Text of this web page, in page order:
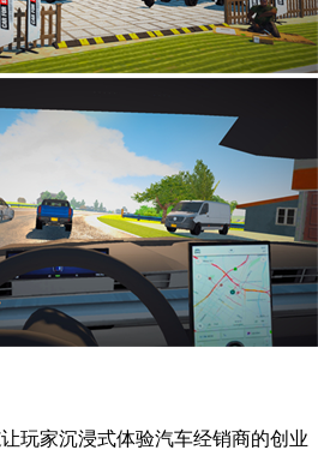
让玩家沉浸式体验汽车经销商的创业